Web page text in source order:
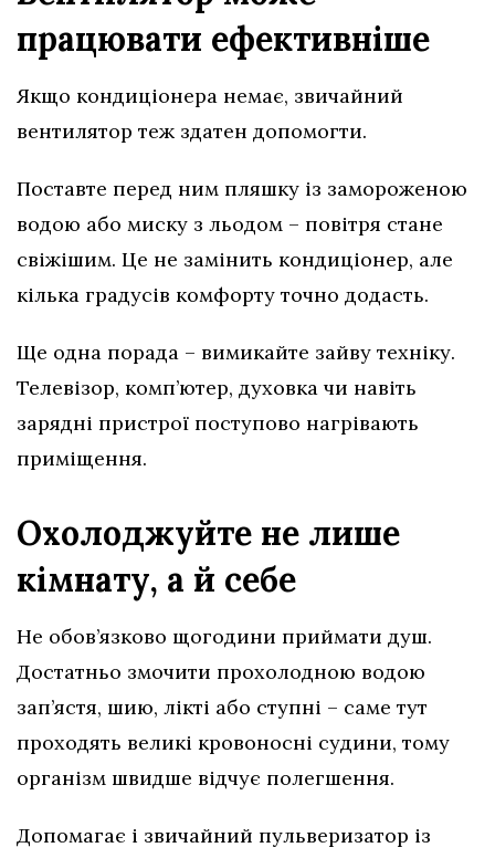
працювати ефективніше
Якщо кондиціонера немає, звичайний
вентилятор теж здатен допомогти.
Поставте перед ним пляшку із замороженою
водою або миску з льодом – повітря стане
свіжішим. Це не замінить кондиціонер, але
кілька градусів комфорту точно додасть.
Ще одна порада – вимикайте зайву техніку.
Телевізор, комп’ютер, духовка чи навіть
зарядні пристрої поступово нагрівають
приміщення.
Охолоджуйте не лише
кімнату, а й себе
Не обов’язково щогодини приймати душ.
Достатньо змочити прохолодною водою
зап’ястя, шию, лікті або ступні – саме тут
проходять великі кровоносні судини, тому
організм швидше відчує полегшення.
Допомагає і звичайний пульверизатор із